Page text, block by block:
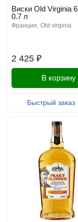
2 425 ₽
Виски Old Virginia
0.7 л
франция old virginia
В корзину
Быстрый заказ